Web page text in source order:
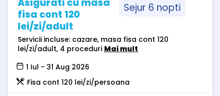
Asigurati cu masa
fisa cont 120
lei/zi/adult
Sejur 6 nopti
Servicii incluse: cazare, masa fisa cont 120
lei/zi/adult, 4 proceduri Mai mult
1 Iul - 31 Aug 2026
Fisa cont 120 lei/zi/persoana